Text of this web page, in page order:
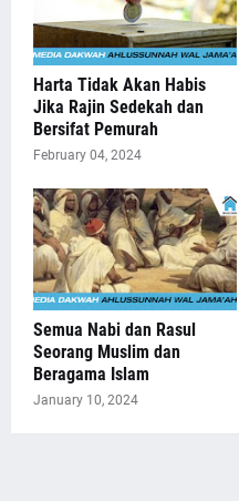
Harta Tidak Akan Habis
Jika Rajin Sedekah dan
Bersifat Pemurah
February 04, 2024
Semua Nabi dan Rasul
Seorang Muslim dan
Beragama Islam
January 10, 2024